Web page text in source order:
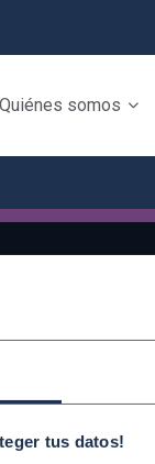
tus datos!
Quiénes somos
Diez Principios del
Sostenible